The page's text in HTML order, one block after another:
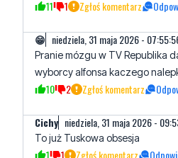
Pranie mózgu w TV Republika
10 2 Zgłoś komentarz
Cichy niedziela, 31 maja 2026 -
To już Tuskowa obsesja
Wiktor niedziela, 31 maja 2026 -